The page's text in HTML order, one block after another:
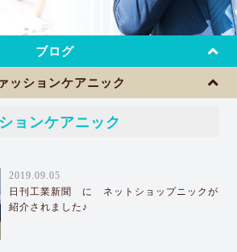
ブログ
ッションケアニック
ョンケアニック
2019.09.05
日刊工業新聞 に ネットショップニックが
紹介されました♪